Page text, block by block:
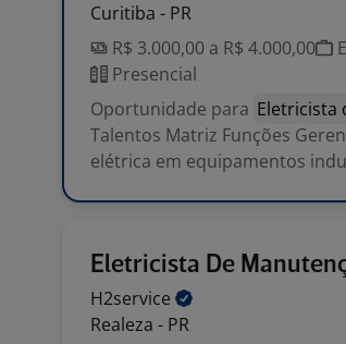
Curitiba - PR
R$ 3.000,00 a R$ 4.000,00
Presencial
Oportunidade para Eletricista
Talentos Matriz Funções
elétrica em equipamentos
Eletricista De
H2service
Realeza - PR